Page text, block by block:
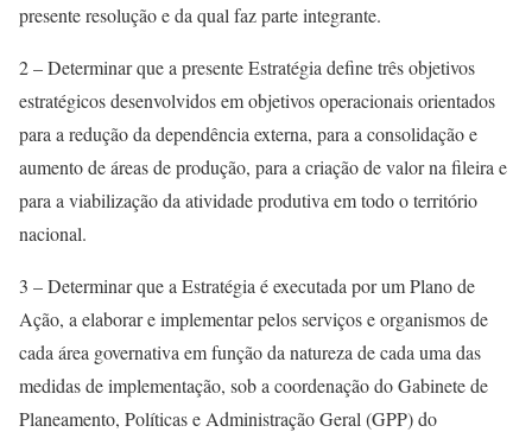
presente resolução e da qual faz parte integrante.
2 – Determinar que a presente Estratégia define três objetivos
estratégicos desenvolvidos em objetivos operacionais orientados
para a redução da dependência externa, para a consolidação e
aumento de áreas de produção, para a criação de valor na fileira e
para a viabilização da atividade produtiva em todo o território
nacional.
3 – Determinar que a Estratégia é executada por um Plano de
Ação, a elaborar e implementar pelos serviços e organismos de
cada área governativa em função da natureza de cada uma das
medidas de implementação, sob a coordenação do Gabinete de
Planeamento, Políticas e Administração Geral (GPP) do